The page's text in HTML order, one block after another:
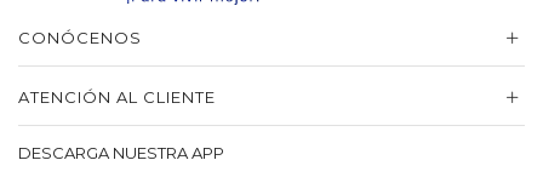
CONÓCENOS
ATENCIÓN AL CLIENTE
DESCARGA NUESTRA APP